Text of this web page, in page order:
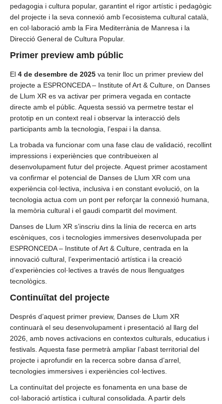
pedagogia i cultura popular, garantint el rigor artístic i pedagògic
del projecte i la seva connexió amb l’ecosistema cultural català,
en col·laboració amb la Fira Mediterrània de Manresa i la
Direcció General de Cultura Popular.
Primer preview amb públic
El 4 de desembre de 2025 va tenir lloc un primer preview del
projecte a ESPRONCEDA – Institute of Art & Culture, on Danses
de Llum XR es va activar per primera vegada en contacte
directe amb el públic. Aquesta sessió va permetre testar el
prototip en un context real i observar la interacció dels
participants amb la tecnologia, l’espai i la dansa.
La trobada va funcionar com una fase clau de validació, recollint
impressions i experiències que contribueixen al
desenvolupament futur del projecte. Aquest primer acostament
va confirmar el potencial de Danses de Llum XR com una
experiència col·lectiva, inclusiva i en constant evolució, on la
tecnologia actua com un pont per reforçar la connexió humana,
la memòria cultural i el gaudi compartit del moviment.
Danses de Llum XR s’inscriu dins la línia de recerca en arts
escèniques, cos i tecnologies immersives desenvolupada per
ESPRONCEDA – Institute of Art & Culture, centrada en la
innovació cultural, l’experimentació artística i la creació
d’experiències col·lectives a través de nous llenguatges
tecnològics.
Continuïtat del projecte
Després d’aquest primer preview, Danses de Llum XR
continuarà el seu desenvolupament i presentació al llarg del
2026, amb noves activacions en contextos culturals, educatius i
festivals. Aquesta fase permetrà ampliar l’abast territorial del
projecte i aprofundir en la recerca sobre dansa d’arrel,
tecnologies immersives i experiències col·lectives.
La continuïtat del projecte es fonamenta en una base de
col·laboració artística i cultural consolidada. A partir dels